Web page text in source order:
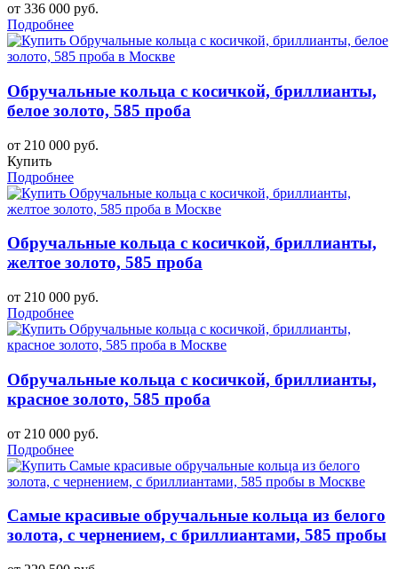
от 336 000 руб.
Подробнее
Обручальные кольца с косичкой, бриллианты,
белое золото, 585 проба
от 210 000 руб.
Купить
Подробнее
Обручальные кольца с косичкой, бриллианты,
желтое золото, 585 проба
от 210 000 руб.
Подробнее
Обручальные кольца с косичкой, бриллианты,
красное золото, 585 проба
от 210 000 руб.
Подробнее
Самые красивые обручальные кольца из белого
золота, с чернением, с бриллиантами, 585 пробы